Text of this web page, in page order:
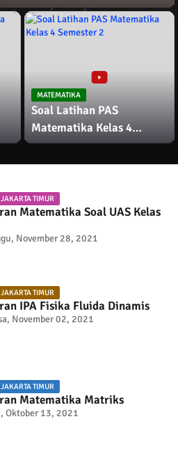
MATEMATIKA
Soal Latihan PAS
Matematika Kelas 4
Semester 2
TIMUR
Matematika Soal UAS Kelas
November 28, 2021
TIMUR
IPA Fisika Fluida Dinamis
November 02, 2021
TIMUR
Matematika Matriks
Oktober 13, 2021